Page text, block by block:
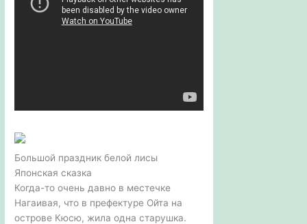
Большой праздник белой лисы
Японская сказка
Когда-то очень давно в местечке
Нагаивая, что в префектуре Ойта на
острове Кюсю, жила одна старушка.